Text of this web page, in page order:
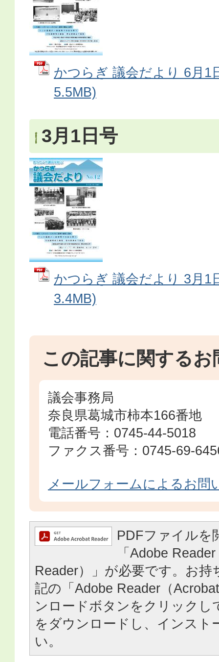
かつらぎ 議会だより 6月1
5.5MB)
3月1日号
かつらぎ 議会だより 3月1
3.4MB)
この記事に関するお
議会事務局
奈良県葛城市柿本166番地
電話番号：0745-44-5018
ファクス番号：0745-69-
メールフォームによるお問
PDFファイルを
「Adobe
Reader）」が必要です。お持
記の「Adobe Reader（
ンロードボタンをクリックし
をダウンロードし、インスト
い。